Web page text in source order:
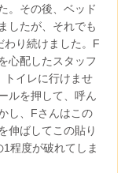
。その後、ベッド
したが、それでも
わり続けました。F
心配したスタッフ
トイレに行けませ
ルを押して、呼ん
し、Fさんはこの
伸ばしてこの貼り
程度が破れてしま